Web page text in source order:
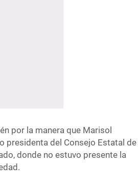
por la manera que Marisol
presidenta del Consejo Estatal de
donde no estuvo presente la